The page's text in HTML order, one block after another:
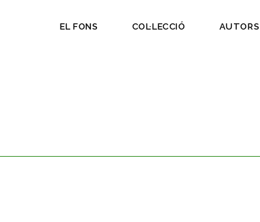
EL FONS COL·LECCIÓ AUTORS